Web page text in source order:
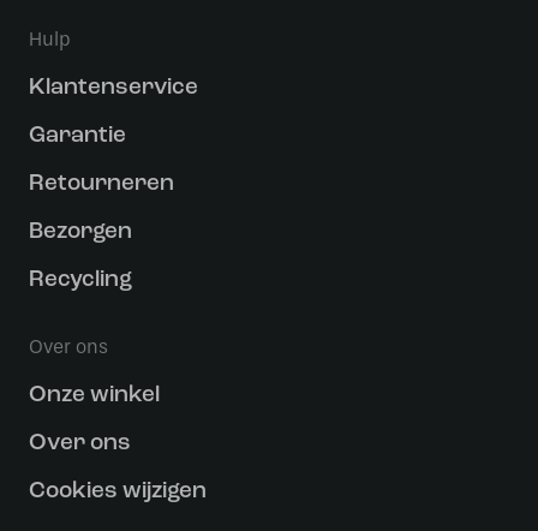
Hulp
Klantenservice
Garantie
Retourneren
Bezorgen
Recycling
Over ons
Onze winkel
Over ons
Cookies wijzigen